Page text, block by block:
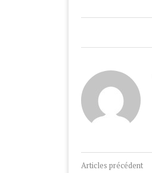
Articles précédent